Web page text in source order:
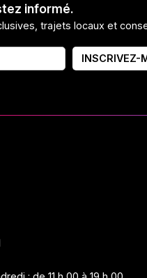
informé.
trajets locaux et
INSCRIVEZ-